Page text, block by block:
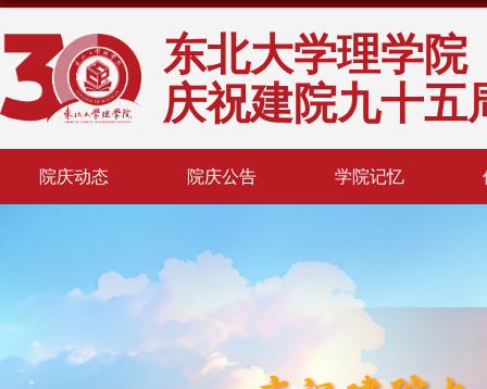
东北大学理学院
庆祝建院九十五
院庆动态 院庆公告 学院记忆